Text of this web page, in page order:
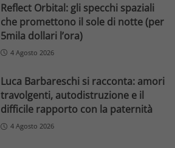
Reflect Orbital: gli specchi spaziali
che promettono il sole di notte (per
5mila dollari l’ora)
4 Agosto 2026
Luca Barbareschi si racconta: amori
travolgenti, autodistruzione e il
difficile rapporto con la paternità
4 Agosto 2026